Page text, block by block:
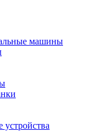
машины